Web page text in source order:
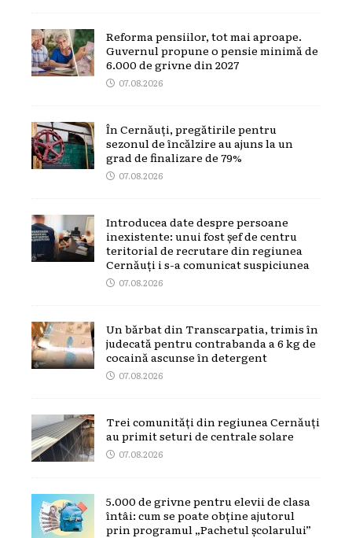
Reforma pensiilor, tot mai aproape.
Guvernul propune o pensie minimă de
6.000 de grivne din 2027
07.08.2026
În Cernăuți, pregătirile pentru
sezonul de încălzire au ajuns la un
grad de finalizare de 79%
07.08.2026
Introducea date despre persoane
inexistente: unui fost șef de centru
teritorial de recrutare din regiunea
Cernăuți i s-a comunicat suspiciunea
07.08.2026
Un bărbat din Transcarpatia, trimis în
judecată pentru contrabanda a 6 kg de
cocaină ascunse în detergent
07.08.2026
Trei comunități din regiunea Cernăuți
au primit seturi de centrale solare
07.08.2026
5.000 de grivne pentru elevii de clasa
întâi: cum se poate obține ajutorul
prin programul „Pachetul școlarului”